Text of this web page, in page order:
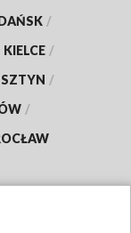
/
KIELCE /
/
/